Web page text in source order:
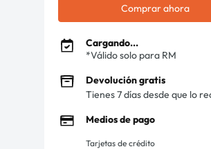
Comprar ahora
Cargando...
*Válido solo para RM
Devolución gratis
Tienes 7 días desde que lo
Medios de pago
Tarjetas de crédito